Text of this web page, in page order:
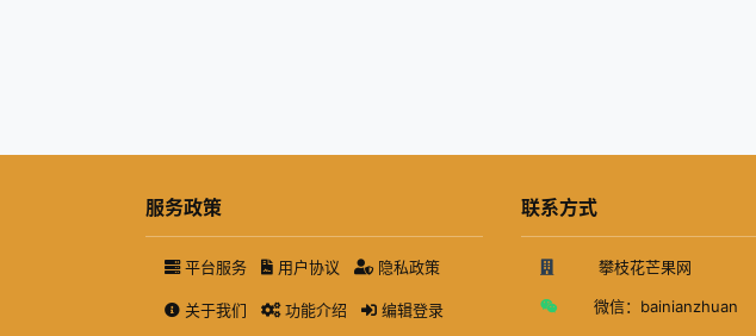
服务政策
平台服务 用户协议 隐私政策
关于我们 功能介绍 编辑登录
联系方式
攀枝花芒果网
微信： bainianzhuan